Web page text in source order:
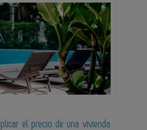
el precio de una vivienda